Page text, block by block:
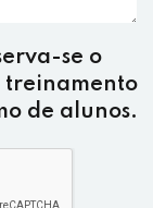
se o
treinamento
de alunos.